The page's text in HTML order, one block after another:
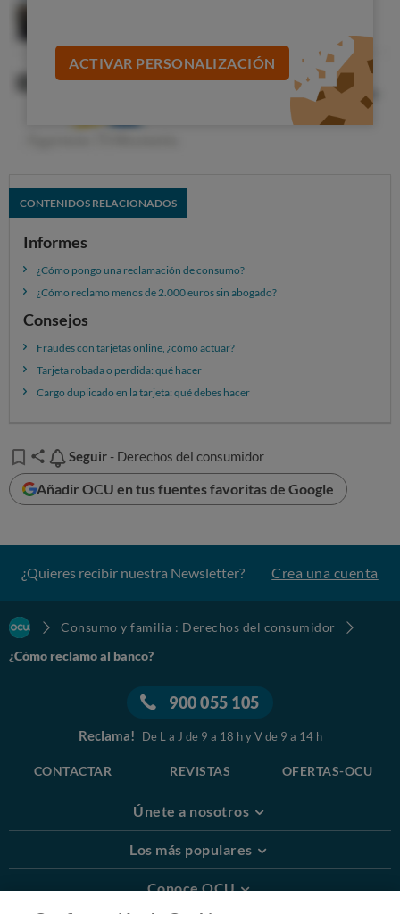
ACTIVAR PERSONALIZACIÓN
CONTENIDOS RELACIONADOS
Informes
¿Cómo pongo una reclamación de consumo?
¿Cómo reclamo menos de 2.000 euros sin abogado?
Consejos
Fraudes con tarjetas online, ¿cómo actuar?
Tarjeta robada o perdida: qué hacer
Cargo duplicado en la tarjeta: qué debes hacer
Seguir
Seguir - Derechos del consumidor
Añadir OCU en tus fuentes favoritas de Google
¿Quieres recibir nuestra Newsletter? Crea una cuenta
Consumo y familia : Derechos del consumidor
¿Cómo reclamo al banco?
900 055 105
Reclama! De L a J de 9 a 18 h y V de 9 a 14 h
CONTACTAR REVISTAS OFERTAS-OCU
Únete a nosotros
Los más populares
Conoce OCU